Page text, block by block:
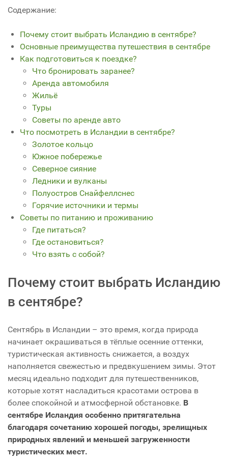
Содержание:
Почему стоит выбрать Исландию в сентябре?
Основные преимущества путешествия в сентябре
Как подготовиться к поездке?
Что бронировать заранее?
Аренда автомобиля
Жильё
Туры
Советы по аренде авто
Что посмотреть в Исландии в сентябре?
Золотое кольцо
Южное побережье
Северное сияние
Ледники и вулканы
Полуостров Снайфеллснес
Горячие источники и термы
Советы по питанию и проживанию
Где питаться?
Где остановиться?
Что взять с собой?
Почему стоит выбрать Исландию
в сентябре?
Сентябрь в Исландии – это время, когда природа
начинает окрашиваться в тёплые осенние оттенки,
туристическая активность снижается, а воздух
наполняется свежестью и предвкушением зимы. Этот
месяц идеально подходит для путешественников,
которые хотят насладиться красотами острова в
более спокойной и атмосферной обстановке. В
сентябре Исландия особенно притягательна
благодаря сочетанию хорошей погоды, зрелищных
природных явлений и меньшей загруженности
туристических мест.